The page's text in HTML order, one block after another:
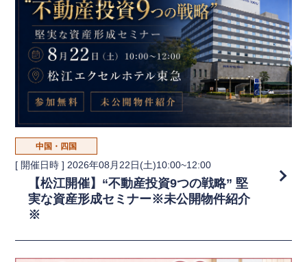
中国・四国
[ 開催日時 ] 2026年08月22日(土)10:00~12:00
【松江開催】“不動産投資9つの戦略” 堅
実な資産形成セミナー※未公開物件紹介
※